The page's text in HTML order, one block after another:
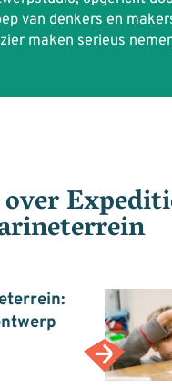
van denkers en
maken serieus